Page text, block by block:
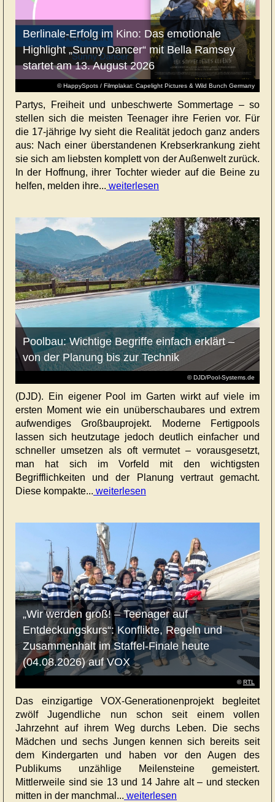
© HappySpots / Filmplakat: Capelight Pictures & Wild Bunch Germany
Berlinale-Erfolg im Kino: Das emotionale
Highlight „Sunny Dancer“ mit Bella Ramsey
startet am 13. August 2026
Partys, Freiheit und unbeschwerte Sommertage – so
stellen sich die meisten Teenager ihre Ferien vor. Für
die 17-jährige Ivy sieht die Realität jedoch ganz anders
aus: Nach einer überstandenen Krebserkrankung zieht
sie sich am liebsten komplett von der Außenwelt zurück.
In der Hoffnung, ihrer Tochter wieder auf die Beine zu
helfen, melden ihre... weiterlesen
© DJD/Pool-Systems.de
Poolbau: Wichtige Begriffe einfach erklärt –
von der Planung bis zur Technik
(DJD). Ein eigener Pool im Garten wirkt auf viele im
ersten Moment wie ein unüberschaubares und extrem
aufwendiges Großbauprojekt. Moderne Fertigpools
lassen sich heutzutage jedoch deutlich einfacher und
schneller umsetzen als oft vermutet – vorausgesetzt,
man hat sich im Vorfeld mit den wichtigsten
Begrifflichkeiten und der Planung vertraut gemacht.
Diese kompakte... weiterlesen
©RTL
„Wir werden groß! – Teenager auf
Entdeckungskurs“: Konflikte, Regeln und
Zusammenhalt im Staffel-Finale heute
(04.08.2026) auf VOX
Das einzigartige VOX-Generationenprojekt begleitet
zwölf Jugendliche nun schon seit einem vollen
Jahrzehnt auf ihrem Weg durchs Leben. Die sechs
Mädchen und sechs Jungen kennen sich bereits seit
dem Kindergarten und haben vor den Augen des
Publikums unzählige Meilensteine gemeistert.
Mittlerweile sind sie 13 und 14 Jahre alt – und stecken
mitten in der manchmal... weiterlesen